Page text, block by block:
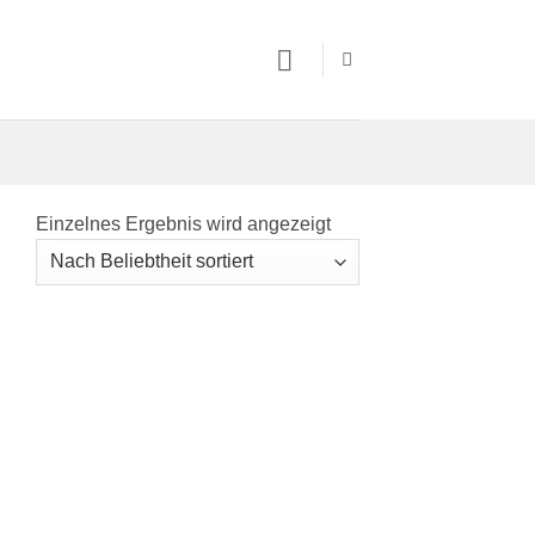
Einzelnes Ergebnis wird angezeigt